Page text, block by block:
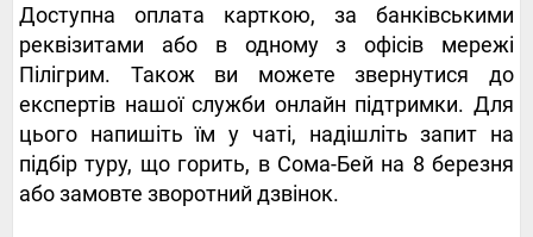
Доступна оплата карткою, за банківськими
реквізитами або в одному з офісів мережі
Пілігрим. Також ви можете звернутися до
експертів нашої служби онлайн підтримки. Для
цього напишіть їм у чаті, надішліть запит на
підбір туру, що горить, в Сома-Бей на 8 березня
або замовте зворотний дзвінок.